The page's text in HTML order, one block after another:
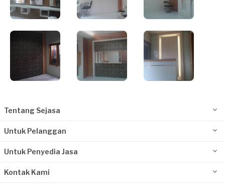
Tentang Sejasa
Untuk Pelanggan
Untuk Penyedia Jasa
Kontak Kami